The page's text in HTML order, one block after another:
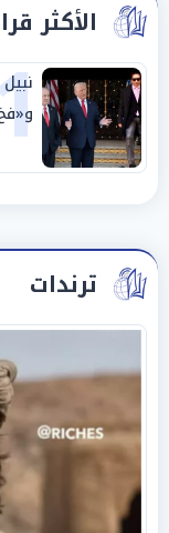
الأكثر
ترندات